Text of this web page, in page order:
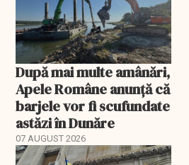
După mai multe amânări,
Apele Române anunță că
barjele vor fi scufundate
astăzi în Dunăre
07 AUGUST 2026